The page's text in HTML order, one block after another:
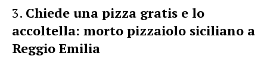
Chiede una pizza gratis e lo
accoltella: morto pizzaiolo siciliano a
Reggio Emilia